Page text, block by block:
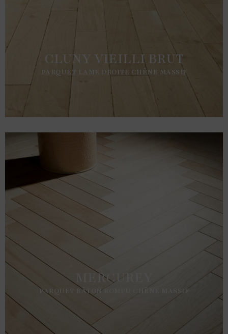
CLUNY VIEILLI BRUT
PARQUET LAME DROITE CHÊNE MASSIF
MERCUREY
PARQUET BÂTON ROMPU CHÊNE MASSIF